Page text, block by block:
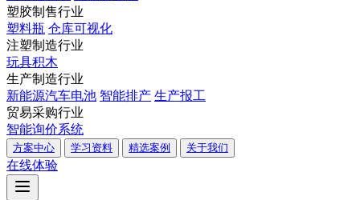
塑胶制售行业
塑料瓶 仓库可视化
注塑制造行业
玩具积木
生产制造行业
新能源汽车电池 智能排产 生产报工
贸易采购行业
智能询价系统
方案中心 学习资料 精选案例 关于我们
在线体验